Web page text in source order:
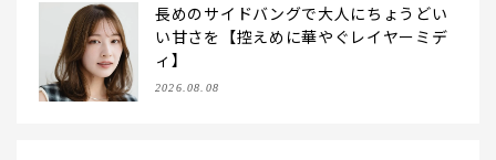
長めのサイドバングで大人にちょうどい
い甘さを【控えめに華やぐレイヤーミデ
ィ】
2026.08.08